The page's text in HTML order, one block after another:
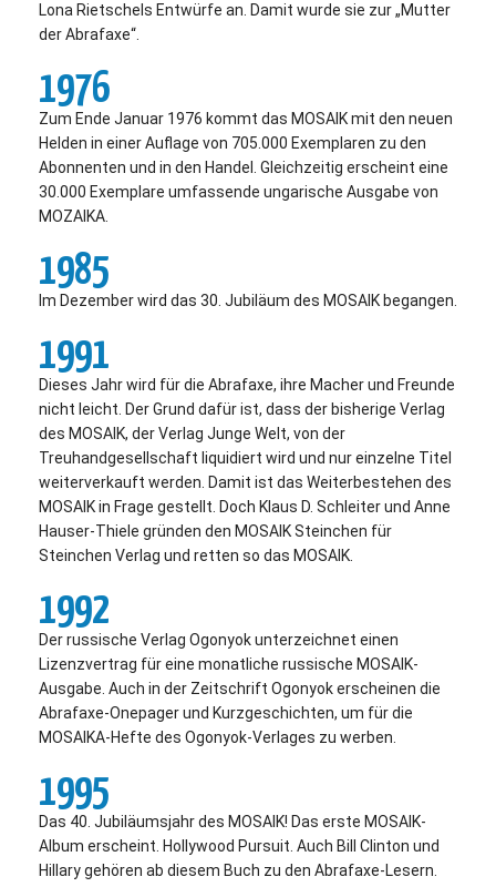
Lona Rietschels Entwürfe an. Damit wurde sie zur „Mutter
der Abrafaxe“.
1976
Zum Ende Januar 1976 kommt das MOSAIK mit den neuen
Helden in einer Auflage von 705.000 Exemplaren zu den
Abonnenten und in den Handel. Gleichzeitig erscheint eine
30.000 Exemplare umfassende ungarische Ausgabe von
MOZAIKA.
1985
Im Dezember wird das 30. Jubiläum des MOSAIK begangen.
1991
Dieses Jahr wird für die Abrafaxe, ihre Macher und Freunde
nicht leicht. Der Grund dafür ist, dass der bisherige Verlag
des MOSAIK, der Verlag Junge Welt, von der
Treuhandgesellschaft liquidiert wird und nur einzelne Titel
weiterverkauft werden. Damit ist das Weiterbestehen des
MOSAIK in Frage gestellt. Doch Klaus D. Schleiter und Anne
Hauser-Thiele gründen den MOSAIK Steinchen für
Steinchen Verlag und retten so das MOSAIK.
1992
Der russische Verlag Ogonyok unterzeichnet einen
Lizenzvertrag für eine monatliche russische MOSAIK-
Ausgabe. Auch in der Zeitschrift Ogonyok erscheinen die
Abrafaxe-Onepager und Kurzgeschichten, um für die
MOSAIKA-Hefte des Ogonyok-Verlages zu werben.
1995
Das 40. Jubiläumsjahr des MOSAIK! Das erste MOSAIK-
Album erscheint. Hollywood Pursuit. Auch Bill Clinton und
Hillary gehören ab diesem Buch zu den Abrafaxe-Lesern.